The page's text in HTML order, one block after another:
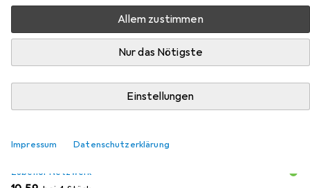
Allem zustimmen
Nur das Nötigste
Einstellungen
Impressum Datenschutzerklärung
Connect Modul Anschlussdose UPk 1 Port aus den
Kategorien Zubehör Netzwerk, Steckdose und Zubehör
Schalterprogramm.
Relevanz
MENGENRABATT
Zubehör Netzwerk